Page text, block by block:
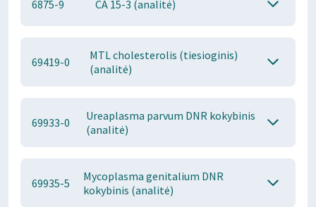
6875-9 CA 15-3 (analitė)
69419-0
MTL cholesterolis (tiesioginis)
(analitė)
69933-0
Ureaplasma parvum DNR kokybinis
(analitė)
69935-5
Mycoplasma genitalium DNR
kokybinis (analitė)